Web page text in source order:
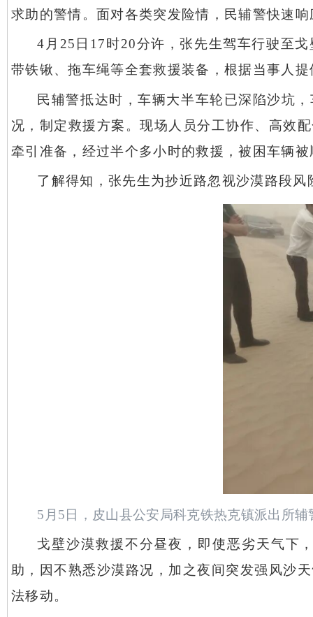
求助的警情。面对各类突发险情，民辅警快速
4月25日17时20分许，张先生驾车行驶至
带铁锹、拖车绳等全套救援装备，根据当事人
民辅警抵达时，车辆大半车轮已深陷沙坑
况，制定救援方案。现场人员分工协作、高效
牵引准备，经过半个多小时的救援，被困车辆
了解得知，张先生为抄近路忽视沙漠路段
5月5日，皮山县公安局科克铁热克镇派出所
戈壁沙漠救援不分昼夜，即使恶劣天气下
助，因不熟悉沙漠路况，加之夜间突发强风沙
法移动。